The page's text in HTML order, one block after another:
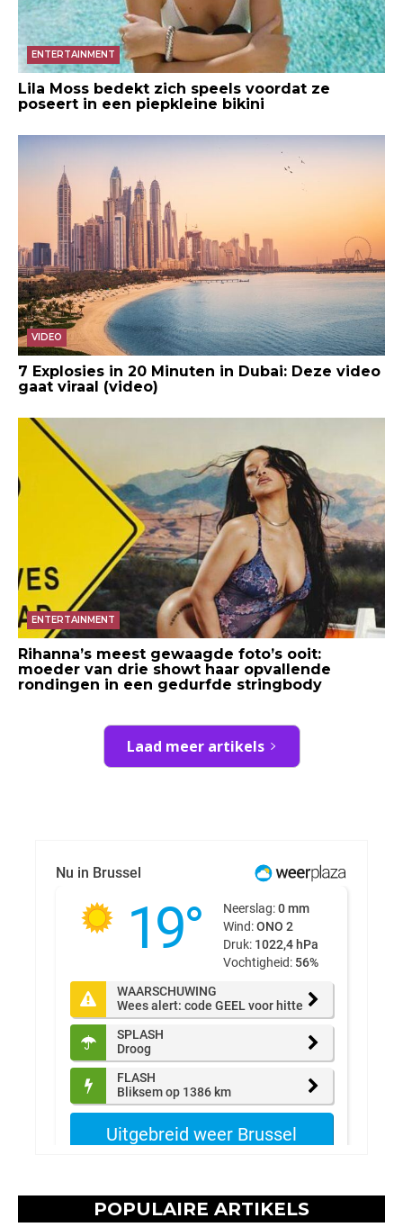
ENTERTAINMENT
Lila Moss bedekt zich speels voordat ze
poseert in een piepkleine bikini
VIDEO
7 Explosies in 20 Minuten in Dubai: Deze video
gaat viraal (video)
ENTERTAINMENT
Rihanna’s meest gewaagde foto’s ooit:
moeder van drie showt haar opvallende
rondingen in een gedurfde stringbody
Laad meer artikels
POPULAIRE ARTIKELS